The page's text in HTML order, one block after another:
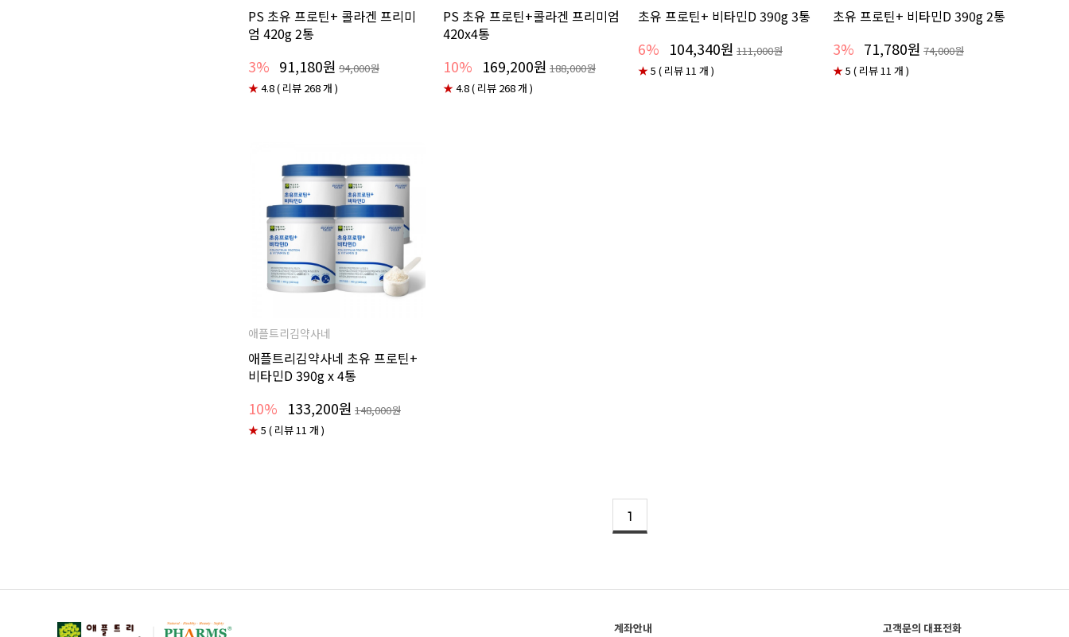
PS 초유 프로틴+ 콜라겐 프리미
엄 420g 2통
3% 91,180원 94,000원
★4.8 ( 리뷰 268 개 )
PS 초유 프로틴+콜라겐 프리미엄
420x4통
10% 169,200원 188,000원
★4.8 ( 리뷰 268 개 )
초유 프로틴+ 비타민D 390g 3통
6% 104,340원 111,000원
★5 ( 리뷰 11 개 )
초유 프로틴+ 비타민D 390g 2통
3% 71,780원 74,000원
★5 ( 리뷰 11 개 )
애플트리김약사네
애플트리김약사네 초유 프로틴+
비타민D 390g x 4통
10% 133,200원 148,000원
★5 ( 리뷰 11 개 )
1
계좌안내 고객문의 대표전화